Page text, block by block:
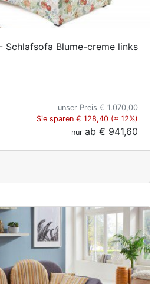
Schlafsofa Blume-creme links
unser Preis € 1.070,00
Sie sparen € 128,40 (≈ 12%)
nur ab € 941,60